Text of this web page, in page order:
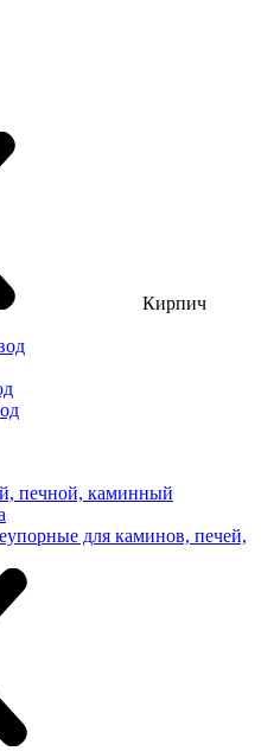
Кирпич
печной, каминный
для каминов, печей,